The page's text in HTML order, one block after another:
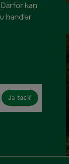
kan
handlar
Ja tack!